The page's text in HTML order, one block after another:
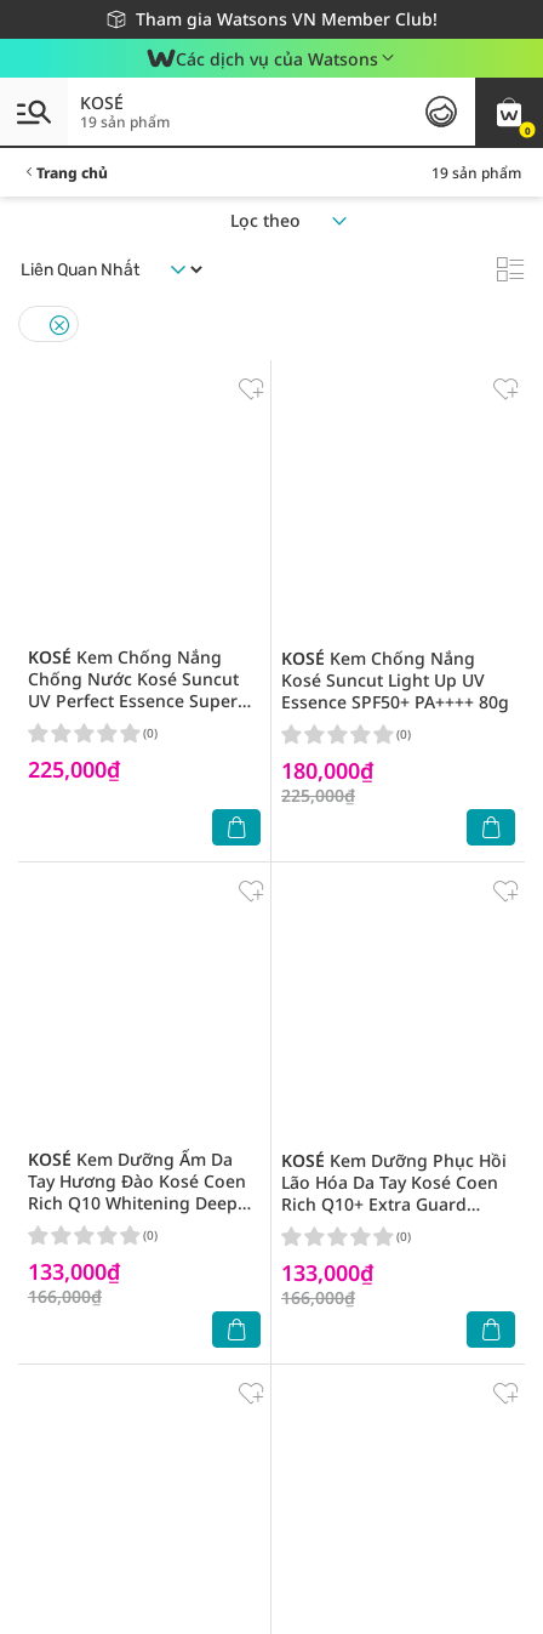
Tham gia Watsons VN Member Club!
Miễn phí giao hàng cho đơn hàng từ 249,000Đ
Giao hàng nhanh 24h - Áp dụng khu vực TP. Hồ Chí Minh
Các dịch vụ của Watsons
0
KOSÉ
19 sản phẩm
Trang chủ 19 sản phẩm
Lọc theo
KOSÉ Kem Chống Nắng
Chống Nước Kosé Suncut
UV Perfect Essence Super
Water Proof SPF50+ PA++++
80g
225,000₫
(0)
KOSÉ Kem Chống Nắng
Kosé Suncut Light Up UV
Essence SPF50+ PA++++ 80g
180,000₫
225,000₫
(0)
KOSÉ Kem Dưỡng Ẩm Da
Tay Hương Đào Kosé Coen
Rich Q10 Whitening Deep
Moisture Cream Fresh
Peach 80g
133,000₫
166,000₫
(0)
KOSÉ Kem Dưỡng Phục Hồi
Lão Hóa Da Tay Kosé Coen
Rich Q10+ Extra Guard
Moist Shield Cream 80g
133,000₫
166,000₫
(0)